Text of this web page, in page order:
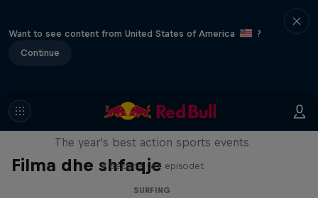
Want to see content from United States of America
?
Continue
Filma dhe shfaqje
Red Bull Signature Series
The year's best action sports events
9 Sezone · 67 episodet
SURFING